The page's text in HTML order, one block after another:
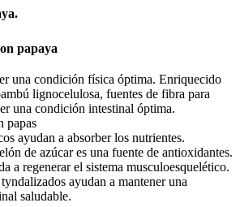
papaya
una condición física óptima. Enriquecido
lignocelulosa, fuentes de fibra para
una condición intestinal óptima.
papas
ayudan a absorber los nutrientes.
de azúcar es una fuente de antioxidantes.
a regenerar el sistema musculoesquelético.
ayudan a mantener una
saludable.